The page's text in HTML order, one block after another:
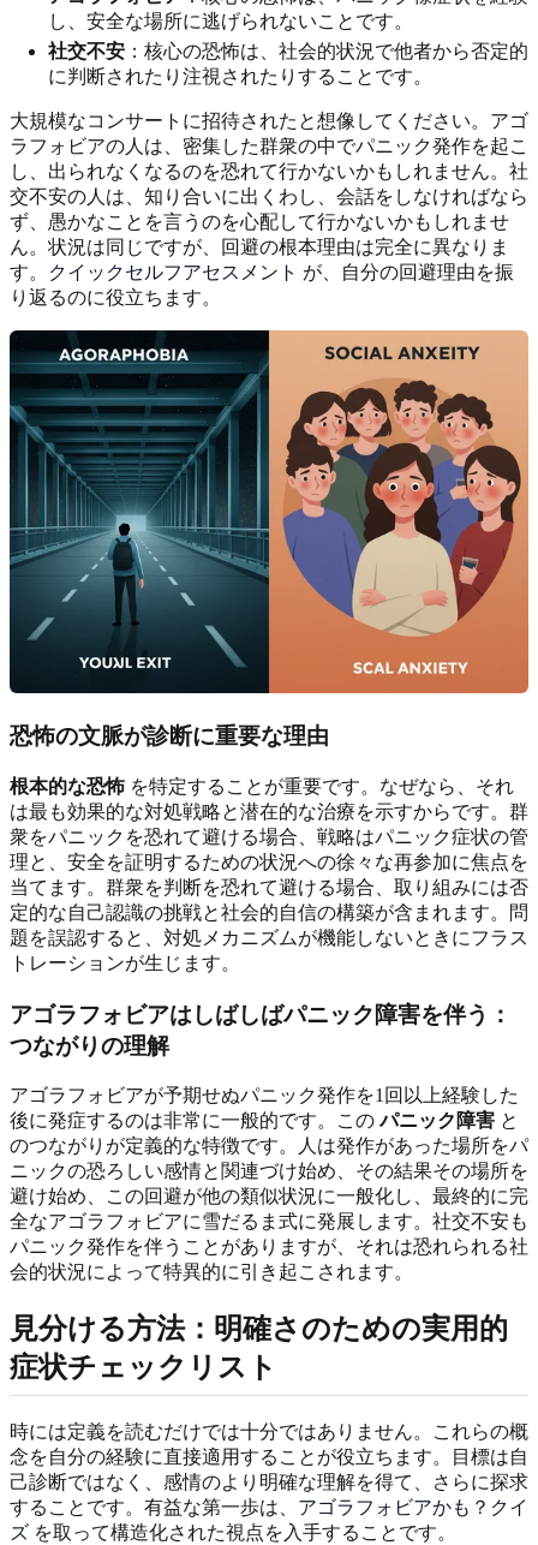
し、安全な場所に逃げられないことです。
社交不安 ：核心の恐怖は、社会的状況で他者から否定的
に判断されたり注視されたりすることです。
大規模なコンサートに招待されたと想像してください。アゴ
ラフォビアの人は、密集した群衆の中でパニック発作を起こ
し、出られなくなるのを恐れて行かないかもしれません。社
交不安の人は、知り合いに出くわし、会話をしなければなら
ず、愚かなことを言うのを心配して行かないかもしれませ
ん。状況は同じですが、回避の根本理由は完全に異なりま
す。
クイックセルフアセスメント が、自分の回避理由を振
り返るのに役立ちます。
恐怖の文脈が診断に重要な理由
根本的な恐怖 を特定することが重要です。なぜなら、それ
は最も効果的な対処戦略と潜在的な治療を示すからです。群
衆をパニックを恐れて避ける場合、戦略はパニック症状の管
理と、安全を証明するための状況への徐々な再参加に焦点を
当てます。群衆を判断を恐れて避ける場合、取り組みには否
定的な自己認識の挑戦と社会的自信の構築が含まれます。問
題を誤認すると、対処メカニズムが機能しないときにフラス
トレーションが生じます。
アゴラフォビアはしばしばパニック障害を伴う：
つながりの理解
アゴラフォビアが予期せぬパニック発作を1回以上経験した
後に発症するのは非常に一般的です。このパニック障害 と
のつながりが定義的な特徴です。人は発作があった場所をパ
ニックの恐ろしい感情と関連づけ始め、その結果その場所を
避け始め、この回避が他の類似状況に一般化し、最終的に完
全なアゴラフォビアに雪だるま式に発展します。社交不安も
パニック発作を伴うことがありますが、それは恐れられる社
会的状況によって特異的に引き起こされます。
見分ける方法：明確さのための実用的
症状チェックリスト
時には定義を読むだけでは十分ではありません。これらの概
念を自分の経験に直接適用することが役立ちます。目標は自
己診断ではなく、感情のより明確な理解を得て、さらに探求
することです。有益な第一歩は、 アゴラフォビアかも？クイ
ズ を取って構造化された視点を入手することです。